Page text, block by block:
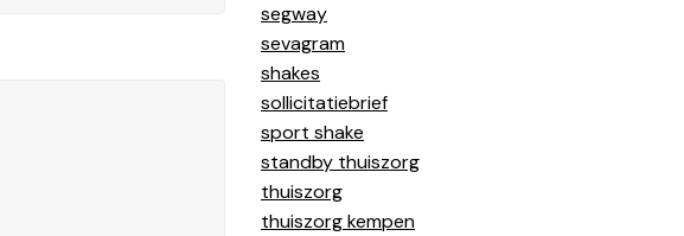
segway
sevagram
shakes
sollicitatiebrief
sport shake
standby thuiszorg
thuiszorg
thuiszorg kempen